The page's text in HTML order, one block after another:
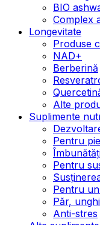
BIO
Complex
Longevitate
Produse
NAD+
Berberină
Alte
Suplimente
Pentru
Pentru
Pentru
Păr,
Anti-stres